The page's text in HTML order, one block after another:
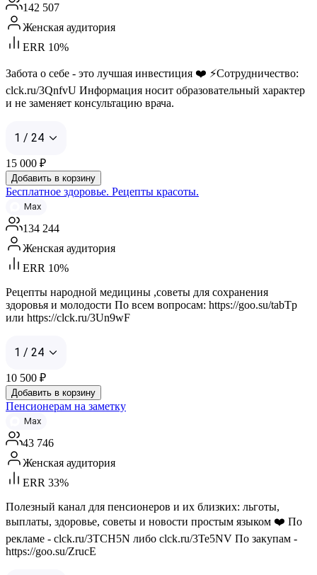
142 507
Женская аудитория
ERR 10%
Забота о себе - это лучшая инвестиция ❤️ ⚡️Сотрудничество:
clck.ru/3QnfvU Информация носит образовательный характер
и не заменяет консультацию врача.
1 / 24
15 000 ₽
Добавить в корзину
Бесплатное здоровье. Рецепты красоты.
Max
134 244
Женская аудитория
ERR 10%
Рецепты народной медицины ,советы для сохранения
здоровья и молодости По всем вопросам: https://goo.su/tabTp
или https://clck.ru/3Un9wF
1 / 24
10 500 ₽
Добавить в корзину
Пенсионерам на заметку
Max
43 746
Женская аудитория
ERR 33%
Полезный канал для пенсионеров и их близких: льготы,
выплаты, здоровье, советы и новости простым языком ❤️ По
рекламе - clck.ru/3TCH5N либо clck.ru/3Te5NV По закупам -
https://goo.su/ZrucE